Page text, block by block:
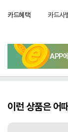
카드혜택 카드사
APP
이런 상품은 어